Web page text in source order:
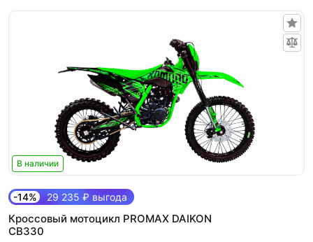
В наличии
-14% 29 235 ₽ выгода
Кроссовый мотоцикл PROMAX DAIKON
CB330